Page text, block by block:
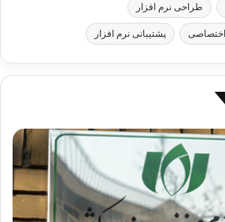
طراحی نرم افزار
پشتیبانی نرم افزار